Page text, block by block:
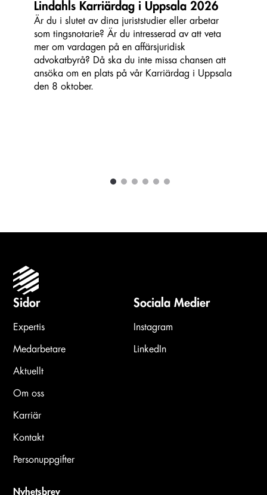
Lindahls Karriärdag i Uppsala 2026
Är du i slutet av dina juriststudier eller arbetar
som tingsnotarie? Är du intresserad av att veta
mer om vardagen på en affärsjuridisk
advokatbyrå? Då ska du inte missa chansen att
ansöka om en plats på vår Karriärdag i Uppsala
den 8 oktober.
1 2 3 4 5 6
Sidor
Expertis
Medarbetare
Aktuellt
Om oss
Karriär
Kontakt
Personuppgifter
Sociala Medier
Instagram
LinkedIn
Nyhetsbrev